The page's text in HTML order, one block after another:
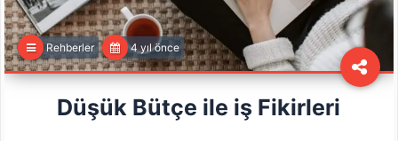
Rehberler 4 yıl önce
Düşük Bütçe ile iş Fikirleri